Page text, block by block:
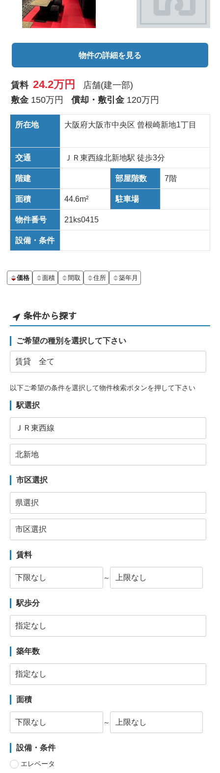
物件の詳細を見る
賃料 24.2万円
店舗(建一部)
敷金 150万円 償却・敷引金 120万円
所在地 大阪府大阪市中央区 曾根崎新地1丁目
交通 ＪＲ東西線北新地駅 徒歩3分
階建 部屋階数 7階
面積 44.6m² 駐車場
物件番号 21ks0415
設備・条件
価格 面積 間取 住所 築年月
条件から探す
ご希望の種別を選択して下さい
以下ご希望の条件を選択して物件検索ボタンを押して下さい
駅選択
市区選択
賃料
～
駅歩分
築年数
面積
～
設備・条件
エレベータ